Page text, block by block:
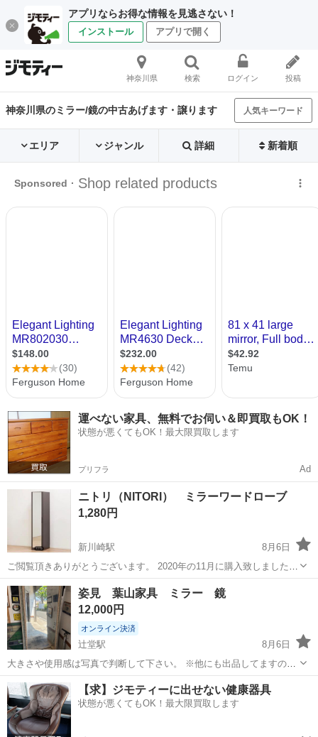
アプリならお得な情報を見逃さない！
インストール アプリで開く
神奈川県 検索 ログイン 投稿
神奈川県のミラー/鏡の中古あげます・譲ります 人気キーワード
エリア ジャンル 詳細 新着順
運べない家具、無料でお伺い＆即買取もOK！
状態が悪くてもOK！最大限買取します
プリフラ Ad
ニトリ（NITORI） ミラーワードローブ
1,280円
新川崎駅
8月6日
ご閲覧頂きありがとうございます。 2020年の11月に購入致しましたが
転居の為出品致します。 【サイズ】 サイズ:幅40×奥行57.8×高さ
185.4cm 元値 44900円 ミラーワードローブ(アーデル2 40M-...
神奈川 川崎市 新川崎駅 ミラー/鏡
姿見 葉山家具 ミラー 鏡
12,000円
オンライン決済
辻堂駅
8月6日
大きさや使用感は写真で判断して下さい。 ※他にも出品してますの
で、まとめての引き取り大歓迎です。 ※早急に引き取りできる人にお
譲りします
神奈川 藤沢市 辻堂駅 葉山
【求】ジモティーに出せない健康器具
状態が悪くてもOK！最大限買取します